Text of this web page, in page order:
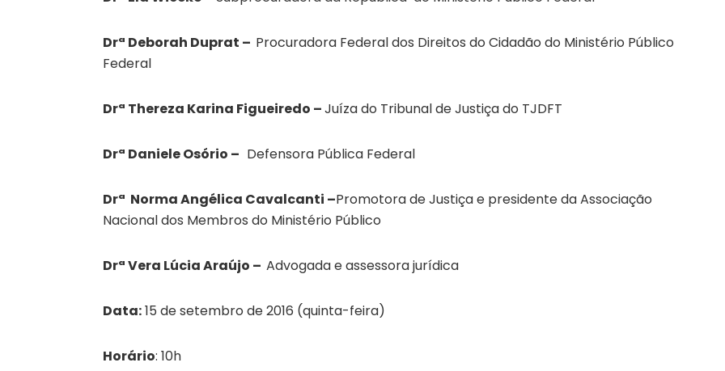
Drª Deborah Duprat – Procuradora Federal dos Direitos do Cidadão do Ministério Público
Federal
Drª Thereza Karina Figueiredo –Juíza do Tribunal de Justiça do TJDFT
Drª Daniele Osório – Defensora Pública Federal
Drª Norma Angélica Cavalcanti –Promotora de Justiça e presidente da Associação
Nacional dos Membros do Ministério Público
Drª Vera Lúcia Araújo – Advogada e assessora jurídica
Data:15 de setembro de 2016 (quinta-feira)
Horário: 10h